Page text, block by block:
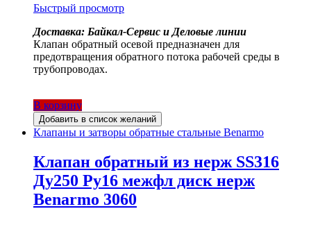
Быстрый просмотр
Доставка: Байкал-Сервис и Деловые линии
Клапан обратный осевой предназначен для
предотвращения обратного потока рабочей среды в
трубопроводах.
В корзину
Добавить в список желаний
Клапаны и затворы обратные стальные Benarmo
Клапан обратный из нерж SS316
Ду250 Ру16 межфл диск нерж
Benarmo 3060